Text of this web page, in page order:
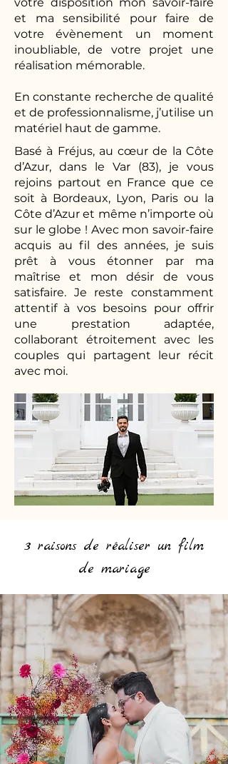
et ma sensibilité pour faire de
votre évènement un moment
inoubliable, de votre projet une
réalisation mémorable.
En constante recherche de qualité
et de professionnalisme, j’utilise un
matériel haut de gamme.
Basé à Fréjus, au cœur de la Côte
d’Azur, dans le Var (83), je vous
rejoins partout en France que ce
soit à Bordeaux, Lyon, Paris ou la
Côte d’Azur et même n’importe où
sur le globe ! Avec mon savoir-faire
acquis au fil des années, je suis
prêt à vous étonner par ma
maîtrise et mon désir de vous
satisfaire. Je reste constamment
attentif à vos besoins pour offrir
une prestation adaptée,
collaborant étroitement avec les
couples qui partagent leur récit
avec moi.
3 raisons de réaliser un film
de mariage